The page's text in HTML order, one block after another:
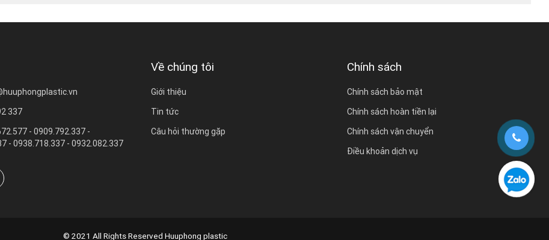
337
- 0909.792.337 -
- 0938.718.337 - 0932.082.337
Về chúng tôi
Giới thiệu
Tin tức
Câu hỏi thường gặp
Chính sách
Chính sách bảo mật
Chính sách hoàn tiền lại
Chính sách vận chuyển
Điều khoản dịch vụ
© 2021 All Rights Reserved Huuphong plastic